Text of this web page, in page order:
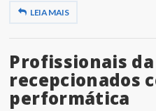
LEIA MAIS
Profissionais da
recepcionados
performática